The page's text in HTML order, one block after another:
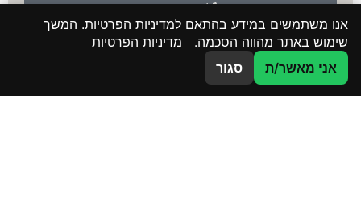
לשיחה עם נציג
אנו משתמשים במידע בהתאם למדיניות הפרטיות. המשך
שימוש באתר מהווה הסכמה. מדיניות הפרטיות
אני מאשר/ת
סגור